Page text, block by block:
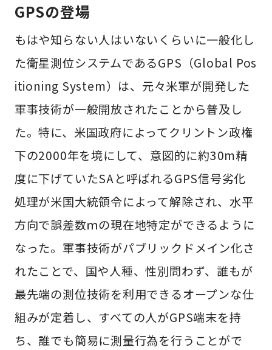
GPSの登場
もはや知らない人はいないくらいに一般化し
た衛星測位システムであるGPS（Global Pos
itioning System）は、元々米軍が開発した
軍事技術が一般開放されたことから普及し
た。特に、米国政府によってクリントン政権
下の2000年を境にして、意図的に約30m精
度に下げていたSAと呼ばれるGPS信号劣化
処理が米国大統領令によって解除され、水平
方向で誤差数ｍの現在地特定ができるように
なった。軍事技術がパブリックドメイン化さ
れたことで、国や人種、性別問わず、誰もが
最先端の測位技術を利用できるオープンな仕
組みが定着し、すべての人がGPS端末を持
ち、誰でも簡易に測量行為を行うことがで